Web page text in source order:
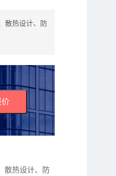
散热设计、防
价
散热设计、防